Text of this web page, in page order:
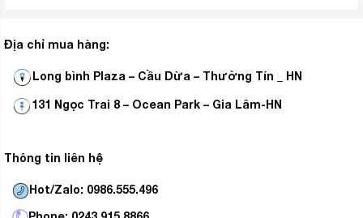
Địa chỉ mua hàng:
Long bình Plaza – Cầu Dừa – Thường Tín _ HN
131 Ngọc Trai 8 – Ocean Park – Gia Lâm-HN
Thông tin liên hệ
Hot/Zalo: 0986.555.496